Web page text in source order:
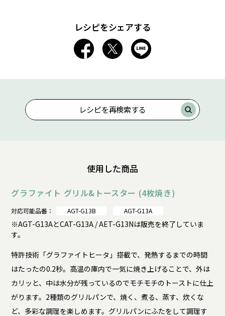
レシピをシェアする
レシピを再検索する
使用した商品
グラファイト グリル&トースター (4枚焼き)
対応可能品番： AGT-G13B AGT-G13A
※AGT-G13AとCAT-G13A / AET-G13Nは販売を終了していま
す。
特許技術「グラファイトヒータ」搭載で、発熱するまでの時間
はたったの0.2秒。高温の庫内で一気に焼き上げることで、外は
カリッと、中は水分が残っているのでモチモチのトーストに仕上
がります。2種類のグリルパンで、焼く、煮る、蒸す、炊くな
ど、多彩な調理を楽しめます。グリルパンにふたをして調理す